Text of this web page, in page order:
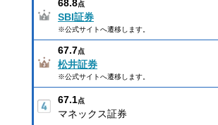
68.8点
SBI証券
※公式サイトへ遷移します。
67.7点
松井証券
※公式サイトへ遷移します。
67.1点
マネックス証券